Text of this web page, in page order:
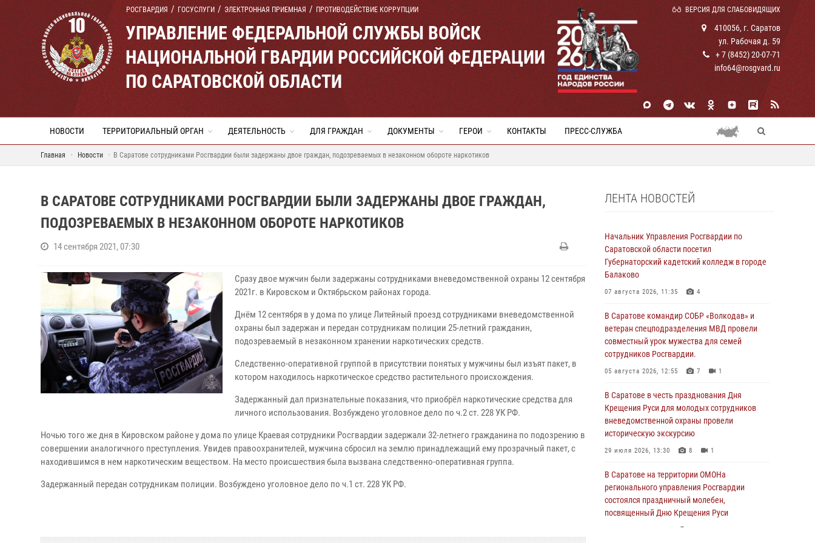
РОСГВАРДИЯ ГОСУСЛУГИ ЭЛЕКТРОННАЯ ПРИЕМНАЯ ПРОТИВОДЕЙСТВИЕ КОРРУПЦИИ ВЕРСИЯ ДЛЯ СЛАБОВИДЯЩИХ
УПРАВЛЕНИЕ ФЕДЕРАЛЬНОЙ СЛУЖБЫ ВОЙСК
НАЦИОНАЛЬНОЙ ГВАРДИИ РОССИЙСКОЙ ФЕДЕРАЦИИ
ПО САРАТОВСКОЙ ОБЛАСТИ
410056, г. Саратов
ул. Рабочая д. 59
+ 7 (8452) 20-07-71
info64@rosgvard.ru
НОВОСТИ ТЕРРИТОРИАЛЬНЫЙ ОРГАН ДЕЯТЕЛЬНОСТЬ ДЛЯ ГРАЖДАН ДОКУМЕНТЫ ГЕРОИ КОНТАКТЫ ПРЕСС-СЛУЖБА
Главная Новости В Саратове сотрудниками Росгвардии были задержаны двое граждан, подозреваемых в незаконном обороте наркотиков
В САРАТОВЕ СОТРУДНИКАМИ РОСГВАРДИИ БЫЛИ ЗАДЕРЖАНЫ ДВОЕ ГРАЖДАН,
ПОДОЗРЕВАЕМЫХ В НЕЗАКОННОМ ОБОРОТЕ НАРКОТИКОВ
14 сентября 2021, 07:30
Сразу двое мужчин были задержаны сотрудниками вневедомственной охраны 12 сентября
2021г. в Кировском и Октябрьском районах города.
Днём 12 сентября в у дома по улице Литейный проезд сотрудниками вневедомственной
охраны был задержан и передан сотрудникам полиции 25-летний гражданин,
подозреваемый в незаконном хранении наркотических средств.
Следственно-оперативной группой в присутствии понятых у мужчины был изъят пакет, в
котором находилось наркотическое средство растительного происхождения.
Задержанный дал признательные показания, что приобрёл наркотические средства для
личного использования. Возбуждено уголовное дело по ч.2 ст. 228 УК РФ.
Ночью того же дня в Кировском районе у дома по улице Краевая сотрудники Росгвардии задержали 32-летнего гражданина по подозрению в
совершении аналогичного преступления. Увидев правоохранителей, мужчина сбросил на землю принадлежащий ему прозрачный пакет, с
находившимся в нем наркотическим веществом. На место происшествия была вызвана следственно-оперативная группа.
Задержанный передан сотрудникам полиции. Возбуждено уголовное дело по ч.1 ст. 228 УК РФ.
ЛЕНТА НОВОСТЕЙ
Начальник Управления Росгвардии по
Саратовской области посетил
Губернаторский кадетский колледж в городе
Балаково
07 августа 2026, 11:35 4
В Саратове командир СОБР «Волкодав» и
ветеран спецподразделения МВД провели
совместный урок мужества для семей
сотрудников Росгвардии.
05 августа 2026, 12:55 7 1
В Саратове в честь празднования Дня
Крещения Руси для молодых сотрудников
вневедомственной охраны провели
историческую экскурсию
29 июля 2026, 13:30 8 1
В Саратове на территории ОМОНа
регионального управления Росгвардии
состоялся праздничный молебен,
посвященный Дню Крещения Руси